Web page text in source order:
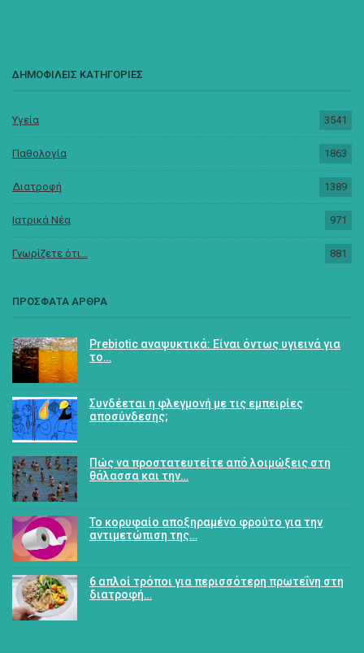
ΔΗΜΟΦΙΛΕΙΣ ΚΑΤΗΓΟΡΙΕΣ
Υγεία 3541
Παθολογία 1863
Διατροφή 1389
Ιατρικά Νέα 971
Γνωρίζετε ότι... 881
ΠΡΟΣΦΑΤΑ ΑΡΘΡΑ
Prebiotic αναψυκτικά: Είναι όντως υγιεινά για
το…
Συνδέεται η φλεγμονή με τις εμπειρίες
αποσύνδεσης;
Πώς να προστατευτείτε από λοιμώξεις στη
θάλασσα και την…
Το κορυφαίο αποξηραμένο φρούτο για την
αντιμετώπιση της…
6 απλοί τρόποι για περισσότερη πρωτεΐνη στη
διατροφή…